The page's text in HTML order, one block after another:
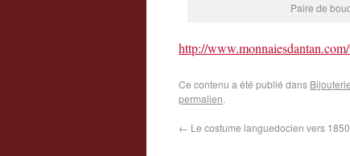
Paire de
http://
Ce contenu a été publié dans
permalien.
← Le costume languedocien vers